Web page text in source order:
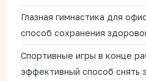
Глазная гимнастика для
способ сохранения
Спортивные игры в конце
эффективный способ снять